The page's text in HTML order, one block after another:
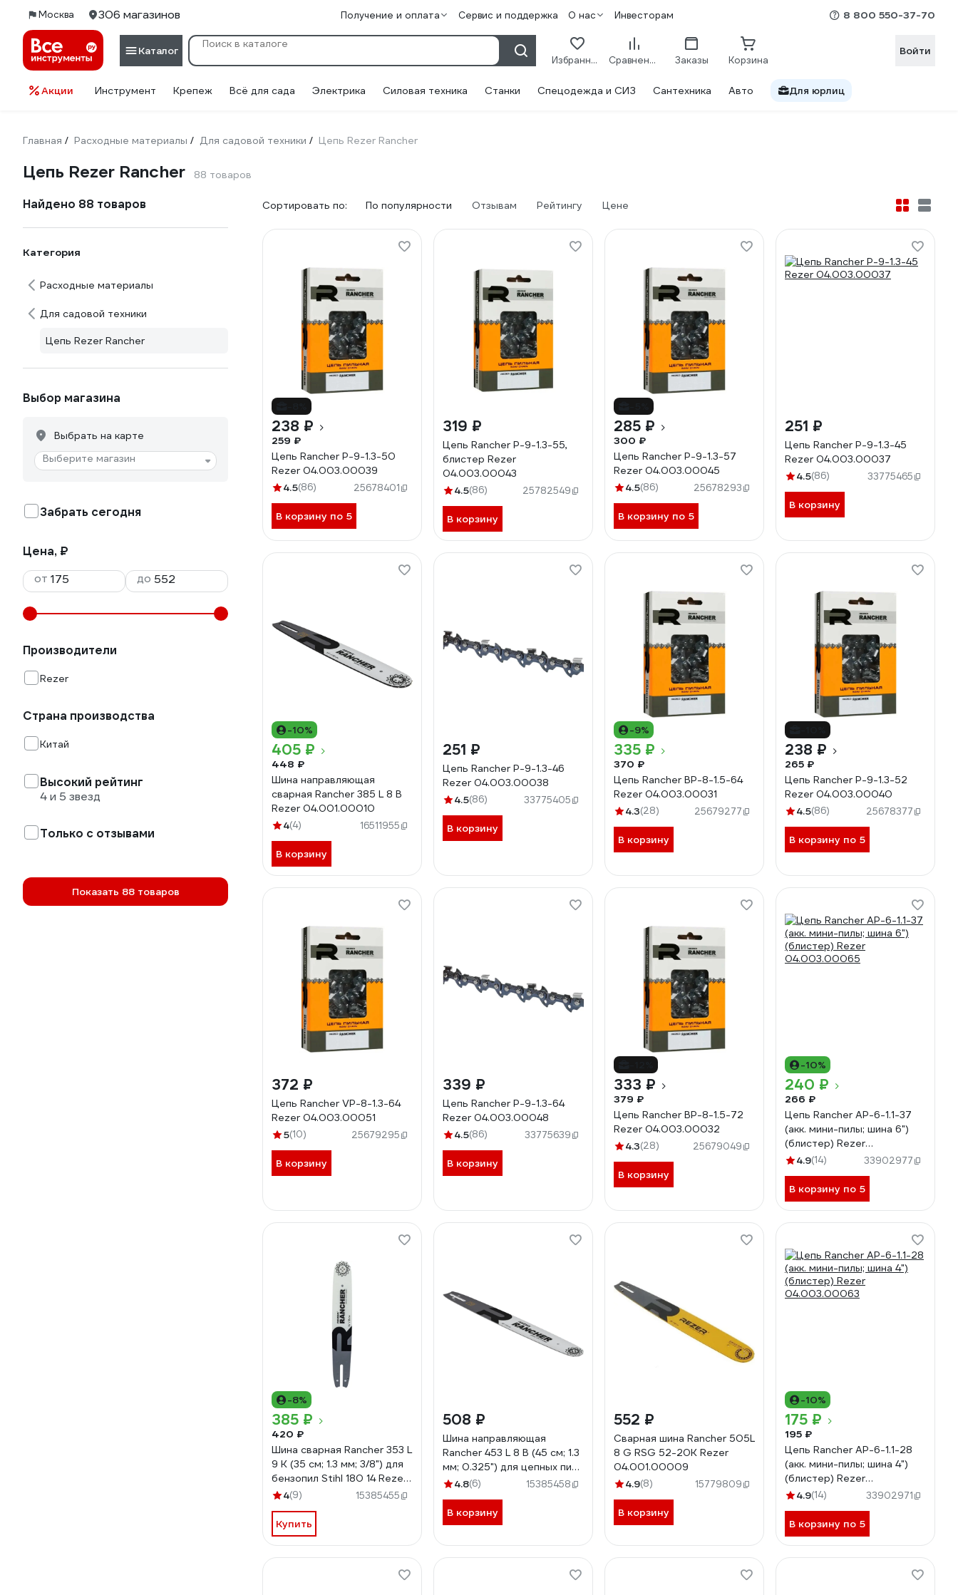
Москва 306 магазинов Получение и оплата Сервис и поддержка О нас Инвесторам 8 800 550-37-70
Каталог
Избранное Сравнение Заказы Корзина
Войти
Акции Инструмент Крепеж Всё для сада Электрика Силовая техника Станки Спецодежда и СИЗ Сантехника Авто Для юрлиц
Главная / Расходные материалы / Для садовой техники / Цепь Rezer Rancher
Цепь Rezer Rancher 88 товаров
Найдено 88 товаров
Категория
Расходные материалы
Для садовой техники
Цепь Rezer Rancher
Выбор магазина
Выбрать на карте
Выберите магазин
Забрать сегодня
Цена, ₽
от
до
Производители
Rezer
Страна производства
Китай
Высокий рейтинг
4 и 5 звезд
Только с отзывами
Показать 88 товаров
Сортировать по: По популярности Отзывам Рейтингу Цене
238 ₽
259 ₽
Цепь Rancher P-9-1.3-50
Rezer 04.003.00039
4.5(86) 25678401
В корзину по 5
319 ₽
Цепь Rancher P-9-1.3-55,
блистер Rezer
04.003.00043
4.5(86) 25782549
В корзину
285 ₽
300 ₽
Цепь Rancher P-9-1.3-57
Rezer 04.003.00045
4.5(86) 25678293
В корзину по 5
251 ₽
Цепь Rancher P-9-1.3-45
Rezer 04.003.00037
4.5(86) 33775465
В корзину
-10%
405 ₽
448 ₽
Шина направляющая
сварная Rancher 385 L 8 B
Rezer 04.001.00010
4(4) 16511955
В корзину
251 ₽
Цепь Rancher P-9-1.3-46
Rezer 04.003.00038
4.5(86) 33775405
В корзину
-9%
335 ₽
370 ₽
Цепь Rancher BP-8-1.5-64
Rezer 04.003.00031
4.3(28) 25679277
В корзину
238 ₽
265 ₽
Цепь Rancher P-9-1.3-52
Rezer 04.003.00040
4.5(86) 25678377
В корзину по 5
372 ₽
Цепь Rancher VP-8-1.3-64
Rezer 04.003.00051
5(10) 25679295
В корзину
339 ₽
Цепь Rancher P-9-1.3-64
Rezer 04.003.00048
4.5(86) 33775639
В корзину
333 ₽
379 ₽
Цепь Rancher BP-8-1.5-72
Rezer 04.003.00032
4.3(28) 25679049
В корзину
-10%
240 ₽
266 ₽
Цепь Rancher AP-6-1.1-37
(акк. мини-пилы; шина 6")
(блистер) Rezer
04.003.00065
4.9(14) 33902977
В корзину по 5
-8%
385 ₽
420 ₽
Шина сварная Rancher 353 L
9 K (35 см; 1.3 мм; 3/8") для
бензопил Stihl 180 14 Rezer
04.001.00002
4(9) 15385455
Купить
508 ₽
Шина направляющая
Rancher 453 L 8 B (45 см; 1.3
мм; 0.325") для цепных пил
Rezer 04.001.00005
4.8(6) 15385458
В корзину
552 ₽
Сварная шина Rancher 505L
8 G RSG 52-20K Rezer
04.001.00009
4.9(8) 15779809
В корзину
-10%
175 ₽
195 ₽
Цепь Rancher AP-6-1.1-28
(акк. мини-пилы; шина 4")
(блистер) Rezer
04.003.00063
4.9(14) 33902971
В корзину по 5